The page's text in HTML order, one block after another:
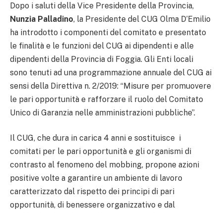
Dopo i saluti della Vice Presidente della Provincia,
Nunzia Palladino, la Presidente del CUG Olma D’Emilio
ha introdotto i componenti del comitato e presentato
le finalità e le funzioni del CUG ai dipendenti e alle
dipendenti della Provincia di Foggia. Gli Enti locali
sono tenuti ad una programmazione annuale del CUG ai
sensi della Direttiva n. 2/2019: “Misure per promuovere
le pari opportunità e rafforzare il ruolo del Comitato
Unico di Garanzia nelle amministrazioni pubbliche”.
Il CUG, che dura in carica 4 anni e sostituisce i
comitati per le pari opportunità e gli organismi di
contrasto al fenomeno del mobbing, propone azioni
positive volte a garantire un ambiente di lavoro
caratterizzato dal rispetto dei principi di pari
opportunità, di benessere organizzativo e dal